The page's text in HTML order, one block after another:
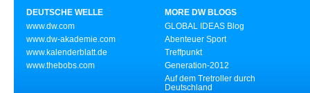
DEUTSCHE WELLE
www.dw.com
www.dw-akademie.com
www.kalenderblatt.de
www.thebobs.com
MORE DW BLOGS
GLOBAL IDEAS Blog
Abenteuer Sport
Treffpunkt
Generation-2012
Auf dem Tretroller durch
Deutschland